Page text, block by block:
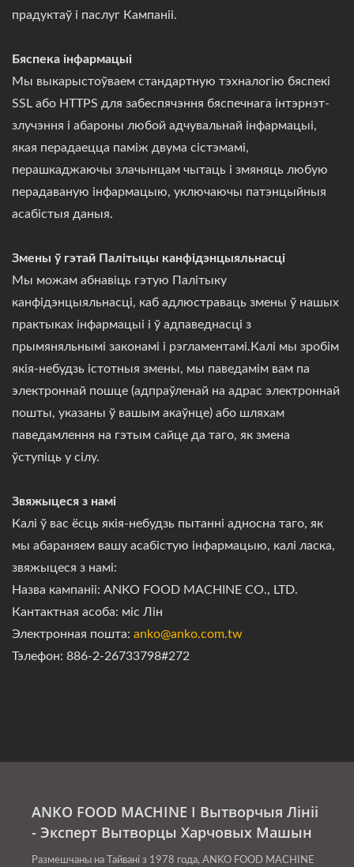
прадуктаў і паслуг Кампаніі.
Бяспека інфармацыі
Мы выкарыстоўваем стандартную тэхналогію бяспекі
SSL або HTTPS для забеспячэння бяспечнага інтэрнэт-
злучэння і абароны любой адчувальнай інфармацыі,
якая перадаецца паміж двума сістэмамі,
перашкаджаючы злачынцам чытаць і змяняць любую
перадаваную інфармацыю, уключаючы патэнцыйныя
асабістыя даныя.
Змены ў гэтай Палітыцы канфідэнцыяльнасці
Мы можам абнавіць гэтую Палітыку
канфідэнцыяльнасці, каб адлюстраваць змены ў нашых
практыках інфармацыі і ў адпаведнасці з
прымяняльнымі законамі і рэгламентамі.Калі мы зробім
якія-небудзь істотныя змены, мы паведамім вам па
электроннай пошце (адпраўленай на адрас электроннай
пошты, указаны ў вашым акаўнце) або шляхам
паведамлення на гэтым сайце да таго, як змена
ўступіць у сілу.
Звяжыцеся з намі
Калі ў вас ёсць якія-небудзь пытанні адносна таго, як
мы абараняем вашу асабістую інфармацыю, калі ласка,
звяжыцеся з намі:
Назва кампаніі: ANKO FOOD MACHINE CO., LTD.
Кантактная асоба: міс Лін
Электронная пошта: anko@anko.com.tw
Тэлефон: 886-2-26733798#272
ANKO FOOD MACHINE І Вытворчыя Лініі
- Эксперт Вытворцы Харчовых Машын
Размешчаны на Тайвані з 1978 года, ANKO FOOD MACHINE